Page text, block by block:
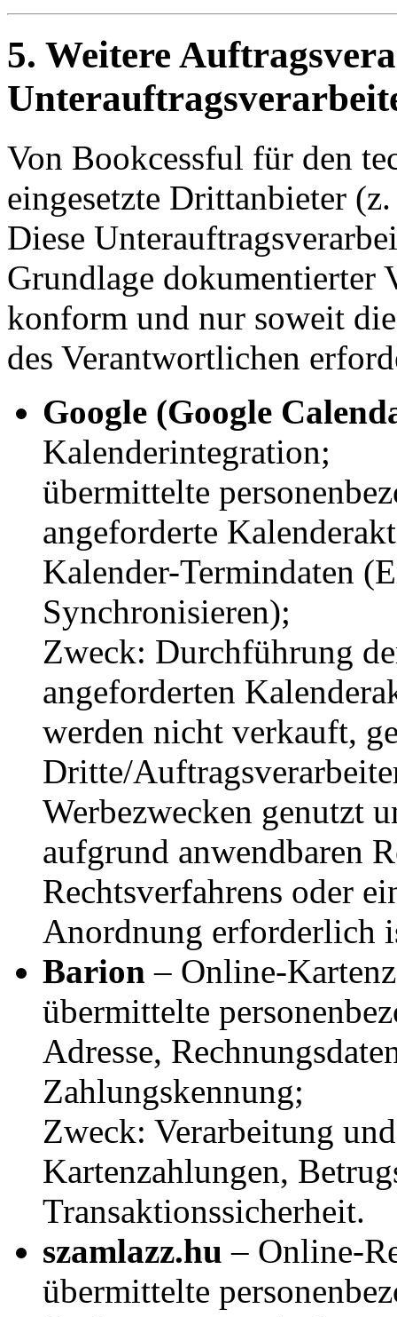
5. Weitere
Von Bookcessful für den
eingesetzte Drittanbieter
Diese
Grundlage dokumentierter
konform und nur soweit
des Verantwortlichen
Google (Google
Kalenderintegration;
übermittelte
angeforderte
Kalender-Termindaten
Synchronisieren);
Zweck: Durchführung
angeforderten
werden nicht verkauft,
Dritte/
Werbezwecken genutzt
aufgrund anwendbaren
Rechtsverfahrens oder
Anordnung erforderlich
Barion – Online-
übermittelte
Adresse,
Zahlungskennung;
Zweck: Verarbeitung
Kartenzahlungen,
Transaktionssicherheit.
szamlazz.hu – Online-
übermittelte